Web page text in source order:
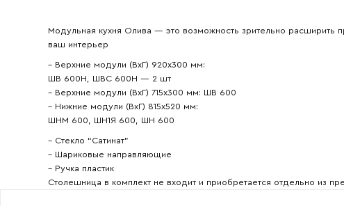
Модульная кухня Олива — это возможность зрительно расширить
ваш интерьер
– Верхние модули (ВхГ) 920х300 мм:
ШВ 600Н, ШВС 600Н — 2 шт
– Верхние модули (ВхГ) 715х300 мм: ШВ 600
– Нижние модули (ВхГ) 815х520 мм:
ШНМ 600, ШН1Я 600, ШН 600
– Стекло “Сатинат”
– Шариковые направляющие
– Ручка пластик
Столешница в комплект не входит и приобретается отдельно из